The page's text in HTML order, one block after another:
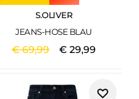
S.OLIVER
JEANS-HOSE BLAU
€69,99 €29,99